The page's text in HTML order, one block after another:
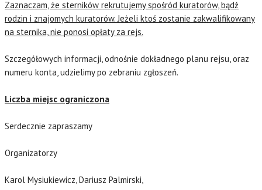
Zaznaczam, że sterników rekrutujemy spośród kuratorów, bądź
rodzin i znajomych kuratorów. Jeżeli ktoś zostanie zakwalifikowany
na sternika, nie ponosi opłaty za rejs.
Szczegółowych informacji, odnośnie dokładnego planu rejsu, oraz
numeru konta, udzielimy po zebraniu zgłoszeń.
Liczba miejsc ograniczona
Serdecznie zapraszamy
Organizatorzy
Karol Mysiukiewicz, Dariusz Palmirski,